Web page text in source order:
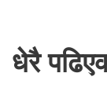
धेरै